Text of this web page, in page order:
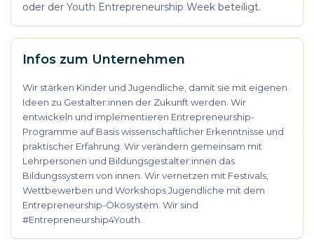
oder der Youth Entrepreneurship Week beteiligt.
Infos zum Unternehmen
Wir stärken Kinder und Jugendliche, damit sie mit eigenen
Ideen zu Gestalter:innen der Zukunft werden. Wir
entwickeln und implementieren Entrepreneurship-
Programme auf Basis wissenschaftlicher Erkenntnisse und
praktischer Erfahrung. Wir verändern gemeinsam mit
Lehrpersonen und Bildungsgestalter:innen das
Bildungssystem von innen. Wir vernetzen mit Festivals,
Wettbewerben und Workshops Jugendliche mit dem
Entrepreneurship-Ökosystem. Wir sind
#Entrepreneurship4Youth.